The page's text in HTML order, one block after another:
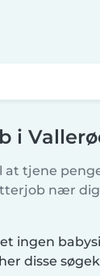
i
at tjene
nær
ingen
disse